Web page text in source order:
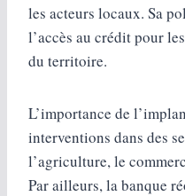
les acteurs locaux. Sa
l’accès au crédit pour
du territoire.
L’importance de
interventions dans des
l’agriculture, le
Par ailleurs, la banque